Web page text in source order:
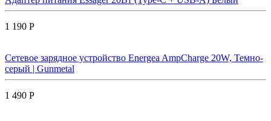
1 190 Р
Сетевое зарядное устройство Energea AmpCharge 20W, Темно-
серый | Gunmetal
1 490 Р